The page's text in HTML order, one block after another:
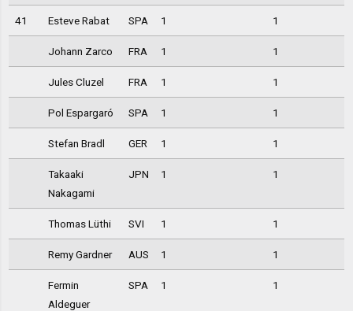
41 Esteve Rabat SPA 1 1
Johann Zarco FRA 1 1
Jules Cluzel FRA 1 1
Pol Espargaró SPA 1 1
Stefan Bradl GER 1 1
Takaaki
Nakagami
JPN 1 1
Thomas Lüthi SVI 1 1
Remy Gardner AUS 1 1
Fermin
Aldeguer
SPA 1 1